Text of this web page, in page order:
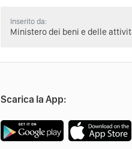
Inserito da:
Ministero dei beni e delle
Scarica la App: